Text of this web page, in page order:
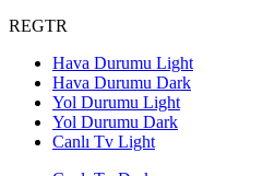
REGTR
Hava Durumu Light
Hava Durumu Dark
Yol Durumu Light
Yol Durumu Dark
Canlı Tv Light